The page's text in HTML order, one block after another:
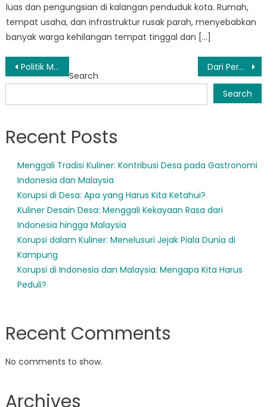
luas dan pengungsian di kalangan penduduk kota. Rumah,
tempat usaha, dan infrastruktur rusak parah, menyebabkan
banyak warga kehilangan tempat tinggal dan […]
Post
navigation
Politik Makanan: Bagaimana Desa di Indonesia Menghadapi Tantangan Dari Perencanaan ke Tindakan: Cara BPBD Kaltim Samarinda Bersiap Menghadapi Bencana Alam
Search
Search
Recent Posts
Menggali Tradisi Kuliner: Kontribusi Desa pada Gastronomi
Indonesia dan Malaysia
Korupsi di Desa: Apa yang Harus Kita Ketahui?
Kuliner Desain Desa: Menggali Kekayaan Rasa dari
Indonesia hingga Malaysia
Korupsi dalam Kuliner: Menelusuri Jejak Piala Dunia di
Kampung
Korupsi di Indonesia dan Malaysia: Mengapa Kita Harus
Peduli?
Recent Comments
No comments to show.
Archives